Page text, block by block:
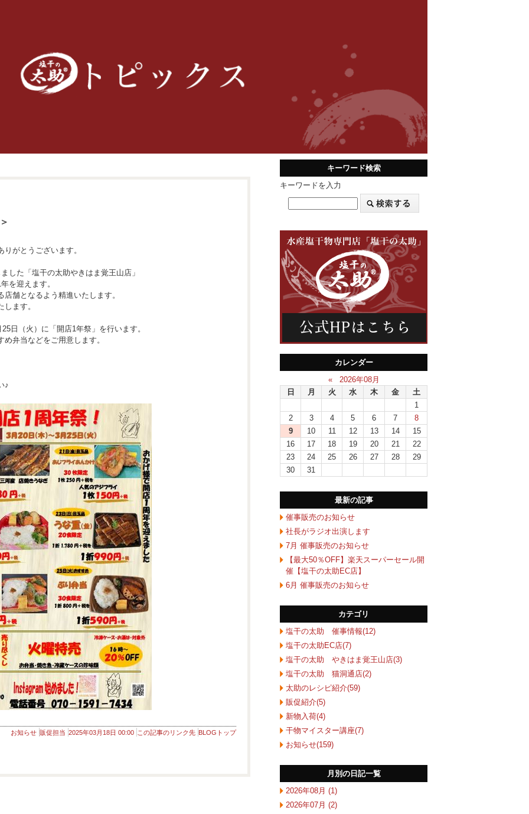
がとうございます。
した「塩干の太助やきはま覚王山店」
を迎えます。
舗となるよう精進いたします。
ます。
日（火）に「開店1年祭」を行います。
弁当などをご用意します。
♪
お知らせ 販促担当 2025年03月18日 00:00 この記事のリンク先 BLOGトップ
キーワード検索
キーワードを入力
カレンダー
«
2026年08月
日
月 火 水 木 金
土
1
2
3 4 5 6 7
8
9
10 11 12 13 14
15
16
17 18 19 20 21
22
23
24 25 26 27 28
29
30
31
最新の記事
催事販売のお知らせ
社長がラジオ出演します
7月 催事販売のお知らせ
【最大50％OFF】楽天スーパーセール開
催【塩干の太助EC店】
6月 催事販売のお知らせ
カテゴリ
塩干の太助 催事情報(12)
塩干の太助EC店(7)
塩干の太助 やきはま覚王山店(3)
塩干の太助 猫洞通店(2)
太助のレシピ紹介(59)
販促紹介(5)
新物入荷(4)
干物マイスター講座(7)
お知らせ(159)
月別の日記一覧
2026年08月 (1)
2026年07月 (2)